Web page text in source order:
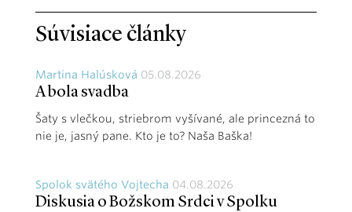
Súvisiace články
Martina Halúsková 05.08.2026
A bola svadba
Šaty s vlečkou, striebrom vyšívané, ale princezná to
nie je, jasný pane. Kto je to? Naša Baška!
Spolok svätého Vojtecha 04.08.2026
Diskusia o Božskom Srdci v Spolku